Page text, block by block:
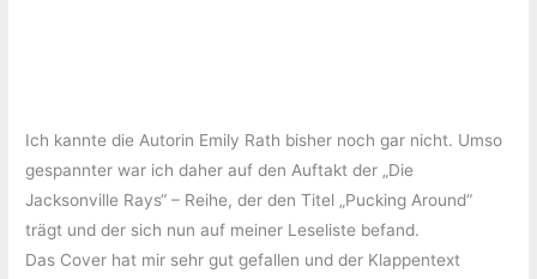
Ich kannte die Autorin Emily Rath bisher noch gar nicht. Umso
gespannter war ich daher auf den Auftakt der „Die
Jacksonville Rays“ – Reihe, der den Titel „Pucking Around“
trägt und der sich nun auf meiner Leseliste befand.
Das Cover hat mir sehr gut gefallen und der Klappentext